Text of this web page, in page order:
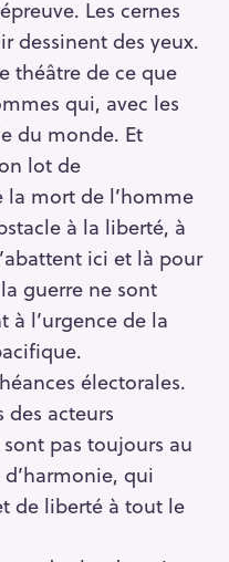
Les cernes
dessinent des yeux.
théâtre de ce que
qui, avec les
du monde. Et
lot de
la mort de l’homme
à la liberté, à
ici et là pour
guerre ne sont
à l’urgence de la
électorales.
des acteurs
pas toujours au
qui
de liberté à tout le